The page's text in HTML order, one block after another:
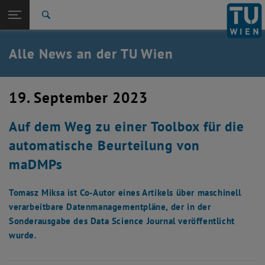
TU Login
Quicklinks
Quicklinks-Menü umschalten
Studium
Karriere
Zurück: Subseiten von TU Wien Startseite auflisten
Zurück zur letzten Ebene:
TU Wien Startseite
Übersicht
Alle News an der TU Wien
19. September 2023
Auf dem Weg zu einer Toolbox für die
automatische Beurteilung von
maDMPs
Tomasz Miksa ist Co-Autor eines Artikels über maschinell
verarbeitbare Datenmanagementpläne, der in der
Sonderausgabe des Data Science Journal veröffentlicht
wurde.